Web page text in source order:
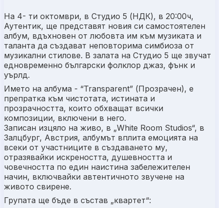
На 4- ти октомври, в Студио 5 (НДК), в 20:00ч,
Аутентик, ще представят новия си самостоятелен
албум, вдъхновен от любовта им към музиката и
талантa да създават неповторима симбиоза от
музикални стилове. В залата на Студио 5 ще звучат
едновременно български фолклор джаз, фънк и
уърлд.
Името на албума - “Transparent” (Прозрачен), е
препратка към чистотата, истината и
прозрачността, които обхващат всички
композиции, включени в него.
Записан изцяло на живо, в „White Room Studios“, в
Залцбург, Австрия, албумът вплита емоцията на
всеки от участниците в създаването му,
отразявайки искреността, душевността и
човечността по един наистина забележителен
начин, включвайки автентичното звучене на
живото свирене.
Групата ще бъде в състав „квартет“: